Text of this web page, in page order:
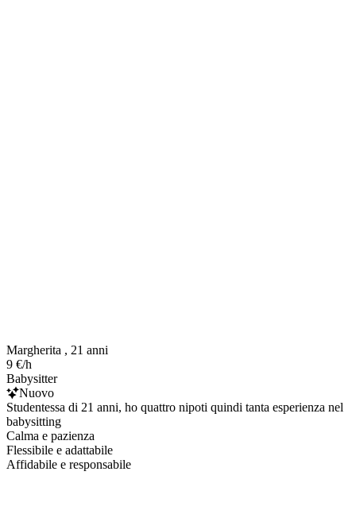
Margherita , 21 anni
9 €/h
Babysitter
Nuovo
Studentessa di 21 anni, ho quattro nipoti quindi tanta esperienza nel
babysitting
Calma e pazienza
Flessibile e adattabile
Affidabile e responsabile